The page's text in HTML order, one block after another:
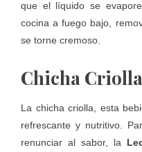
que el líquido se
cocina a fuego bajo,
se torne cremoso.
Chicha Criolla
La chicha criolla, esta
refrescante y nutritivo.
renunciar al sabor, la